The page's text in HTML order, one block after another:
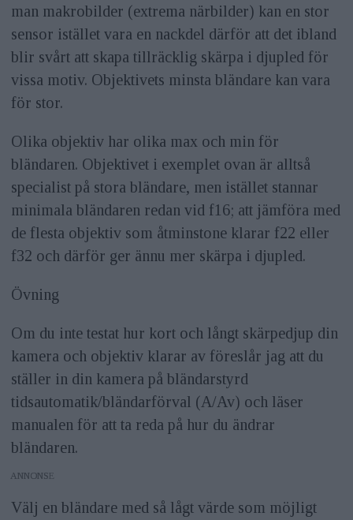
man makrobilder (extrema närbilder) kan en stor
sensor istället vara en nackdel därför att det ibland
blir svårt att skapa tillräcklig skärpa i djupled för
vissa motiv. Objektivets minsta bländare kan vara
för stor.
Olika objektiv har olika max och min för
bländaren. Objektivet i exemplet ovan är alltså
specialist på stora bländare, men istället stannar
minimala bländaren redan vid f16; att jämföra med
de flesta objektiv som åtminstone klarar f22 eller
f32 och därför ger ännu mer skärpa i djupled.
Övning
Om du inte testat hur kort och långt skärpedjup din
kamera och objektiv klarar av föreslår jag att du
ställer in din kamera på bländarstyrd
tidsautomatik/bländarförval (A/Av) och läser
manualen för att ta reda på hur du ändrar
bländaren.
ANNONS
Välj en bländare med så lågt värde som möjligt